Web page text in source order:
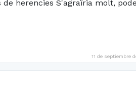
herencies S'agraïria molt,
11 de septiembre